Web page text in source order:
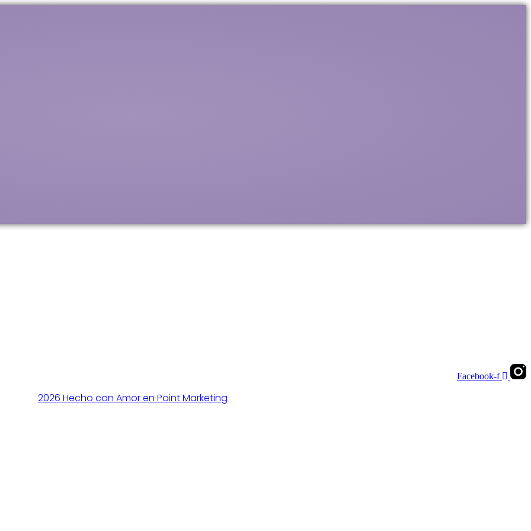
Facebook-f
2026 Hecho con Amor en Point Marketing